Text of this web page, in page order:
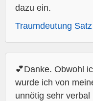
dazu ein.
Traumdeutung Satz
💕Danke. Obwohl
wurde ich von
unnötig sehr